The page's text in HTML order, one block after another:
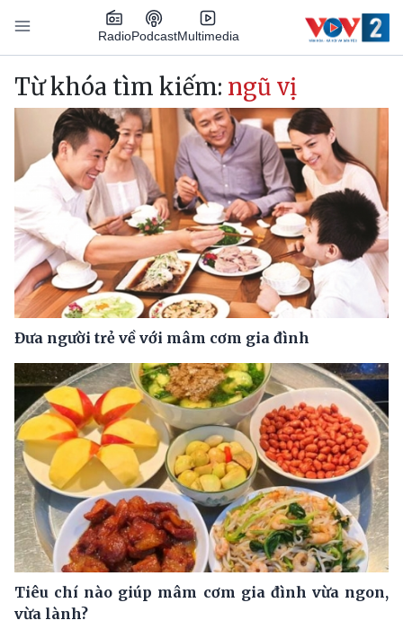
Nhảy đến nội dung
RadioPodcastMultimedia
Main navigation
Từ khóa tìm kiếm: ngũ vị
Đưa người trẻ về với mâm cơm gia đình
Tiêu chí nào giúp mâm cơm gia đình vừa ngon,
vừa lành?